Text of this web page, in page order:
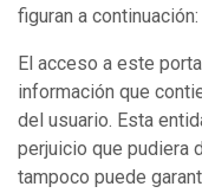
figuran a continuación:
El acceso a este
información que
del usuario. Esta
perjuicio que pudiera
tampoco puede